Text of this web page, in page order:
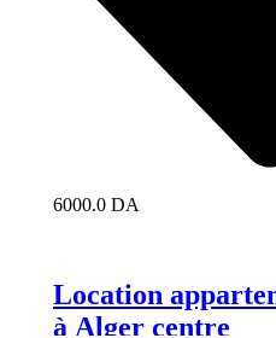
6000.0 DA
Location
à Alger centre